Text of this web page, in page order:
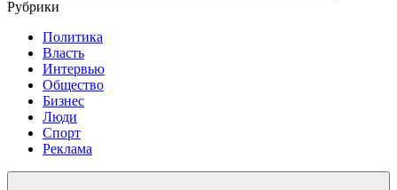
Рубрики
Политика
Власть
Интервью
Общество
Бизнес
Люди
Спорт
Реклама